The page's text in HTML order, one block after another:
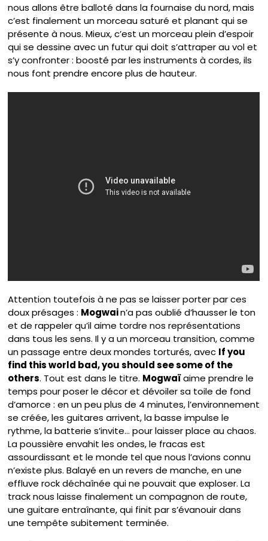
nous allons être balloté dans la fournaise du nord, mais
c’est finalement un morceau saturé et planant qui se
présente à nous. Mieux, c’est un morceau plein d’espoir
qui se dessine avec un futur qui doit s’attraper au vol et
s’y confronter : boosté par les instruments à cordes, ils
nous font prendre encore plus de hauteur.
Attention toutefois à ne pas se laisser porter par ces
doux présages : Mogwain’a pas oublié d’hausser le ton
et de rappeler qu’il aime tordre nos représentations
dans tous les sens. Il y a un morceau transition, comme
un passage entre deux mondes torturés, avec If you
find this world bad, you should see some of the
others. Tout est dans le titre. Mogwaïaime prendre le
temps pour poser le décor et dévoiler sa toile de fond
d’amorce : en un peu plus de 4 minutes, l’environnement
se créée, les guitares arrivent, la basse impulse le
rythme, la batterie s’invite… pour laisser place au chaos.
La poussière envahit les ondes, le fracas est
assourdissant et le monde tel que nous l’avions connu
n’existe plus. Balayé en un revers de manche, en une
effluve rock déchaînée qui ne pouvait que exploser. La
track nous laisse finalement un compagnon de route,
une guitare entraînante, qui finit par s’évanouir dans
une tempête subitement terminée.